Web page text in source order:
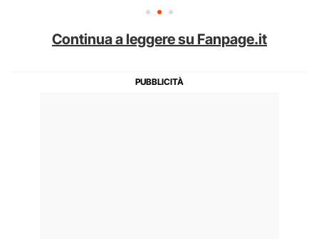
Continua a leggere su Fanpage.it